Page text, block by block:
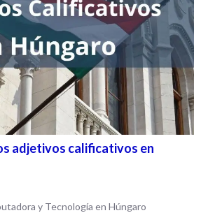
adjetivos calificativos en
y Tecnología en Húngaro